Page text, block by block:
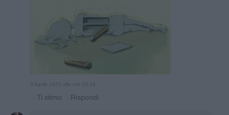
3 Aprile 2025 alle ore 23:14
· Ti stimo · Rispondi